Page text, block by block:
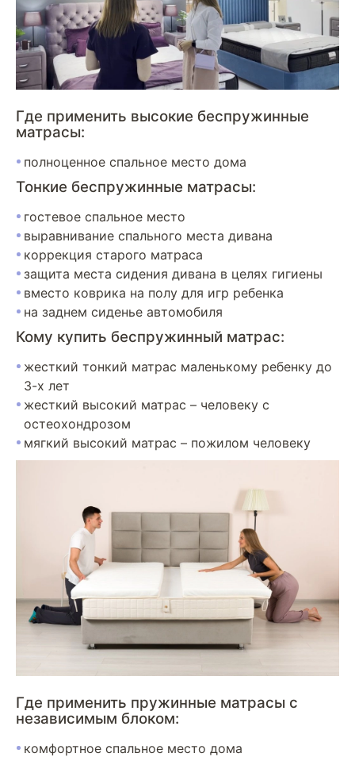
Где применить высокие беспружинные
матрасы:
полноценное спальное место дома
Тонкие беспружинные матрасы:
гостевое спальное место
выравнивание спального места дивана
коррекция старого матраса
защита места сидения дивана в целях гигиены
вместо коврика на полу для игр ребенка
на заднем сиденье автомобиля
Кому купить беспружинный матрас:
жесткий тонкий матрас маленькому ребенку до
3-х лет
жесткий высокий матрас – человеку с
остеохондрозом
мягкий высокий матрас – пожилом человеку
Где применить пружинные матрасы с
независимым блоком:
комфортное спальное место дома